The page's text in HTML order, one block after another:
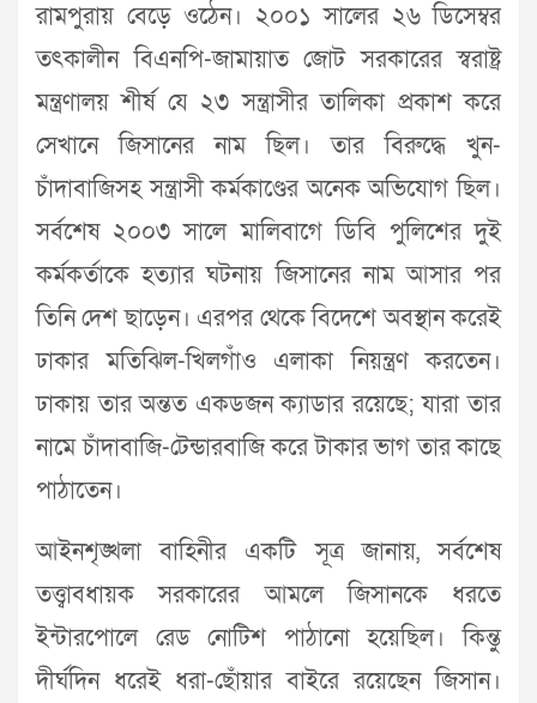
রামপুরায় বেড়ে ওঠেন। ২০০১ সালের ২৬ ডিসেম্বর
তৎকালীন বিএনপি-জামায়াত জোট সরকারের স্বরাষ্ট্র
মন্ত্রণালয় শীর্ষ যে ২৩ সন্ত্রাসীর তালিকা প্রকাশ করে
সেখানে জিসানের নাম ছিল। তার বিরুদ্ধে খুন-
চাঁদাবাজিসহ সন্ত্রাসী কর্মকাণ্ডের অনেক অভিযোগ ছিল।
সর্বশেষ ২০০৩ সালে মালিবাগে ডিবি পুলিশের দুই
কর্মকর্তাকে হত্যার ঘটনায় জিসানের নাম আসার পর
তিনি দেশ ছাড়েন। এরপর থেকে বিদেশে অবস্থান করেই
ঢাকার মতিঝিল-খিলগাঁও এলাকা নিয়ন্ত্রণ করতেন।
ঢাকায় তার অন্তত একডজন ক্যাডার রয়েছে; যারা তার
নামে চাঁদাবাজি-টেন্ডারবাজি করে টাকার ভাগ তার কাছে
পাঠাতেন।
আইনশৃঙ্খলা বাহিনীর একটি সূত্র জানায়, সর্বশেষ
তত্ত্বাবধায়ক সরকারের আমলে জিসানকে ধরতে
ইন্টারপোলে রেড নোটিশ পাঠানো হয়েছিল। কিন্তু
দীর্ঘদিন ধরেই ধরা-ছোঁয়ার বাইরে রয়েছেন জিসান।